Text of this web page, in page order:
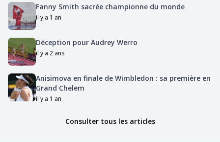
Fanny Smith sacrée championne du monde
il y a 1 an
Déception pour Audrey Werro
il y a 2 ans
Anisimova en finale de Wimbledon : sa première en
Grand Chelem
il y a 1 an
Consulter tous les articles